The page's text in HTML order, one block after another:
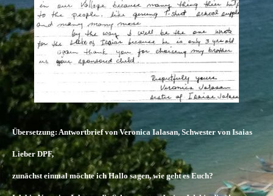
Übersetzung: Antwortbrief von Veronica Ialasan, Schwester von Isaias
Lieber DPF,
zunächst einmal möchte ich Hallo sagen, wie geht es Euch?